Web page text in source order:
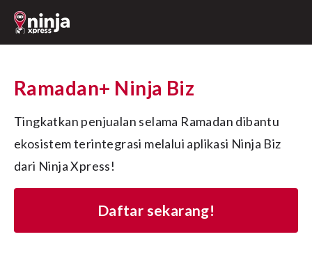
Ramadan+ Ninja Biz
Tingkatkan penjualan selama Ramadan dibantu
ekosistem terintegrasi melalui aplikasi Ninja Biz
dari Ninja Xpress!
Daftar sekarang!